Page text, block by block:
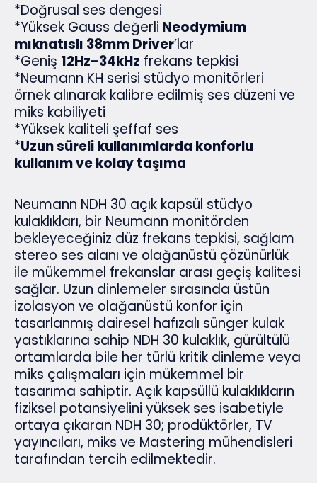
*Doğrusal ses dengesi
*Yüksek Gauss değerli Neodymium
mıknatıslı 38mm Driver’lar
*Geniş 12Hz–34kHz frekans tepkisi
*Neumann KH serisi stüdyo monitörleri
örnek alınarak kalibre edilmiş ses düzeni ve
miks kabiliyeti
*Yüksek kaliteli şeffaf ses
*Uzun süreli kullanımlarda konforlu
kullanım ve kolay taşıma
Neumann NDH 30 açık kapsül stüdyo
kulaklıkları, bir Neumann monitörden
bekleyeceğiniz düz frekans tepkisi, sağlam
stereo ses alanı ve olağanüstü çözünürlük
ile mükemmel frekanslar arası geçiş kalitesi
sağlar. Uzun dinlemeler sırasında üstün
izolasyon ve olağanüstü konfor için
tasarlanmış dairesel hafızalı sünger kulak
yastıklarına sahip NDH 30 kulaklık, gürültülü
ortamlarda bile her türlü kritik dinleme veya
miks çalışmaları için mükemmel bir
tasarıma sahiptir. Açık kapsüllü kulaklıkların
fiziksel potansiyelini yüksek ses isabetiyle
ortaya çıkaran NDH 30; prodüktörler, TV
yayıncıları, miks ve Mastering mühendisleri
tarafından tercih edilmektedir.